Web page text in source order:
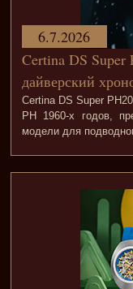
Certina DS
дайверский
Certina DS Super
PH 1960-х годов,
модели для
6.7.2026